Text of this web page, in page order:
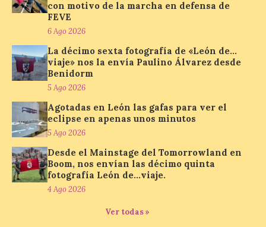
Bañeza inauguró en la tarde de este
martes 4 de agosto una nueva edición de
su tradicional Mercado Medieval, que
hasta el próximo 6 […]
Un viaje a la Antigüedad:
el Museo del Prado
propone un recorrido por
obras de su Colección de
inspiración clásica
6 Ago 2026
Al hilo del estreno de La
Nolan. La pieza de vídeo
con motivo de la marcha en defensa de
FEVE
6 Ago 2026
La décimo sexta fotografía de «León de…
viaje» nos la envía Paulino Álvarez desde
Benidorm
5 Ago 2026
Agotadas en León las gafas para ver el
eclipse en apenas unos minutos
5 Ago 2026
Desde el Mainstage del Tomorrowland en
Boom, nos envían las décimo quinta
fotografía León de…viaje.
4 Ago 2026
Ver todas »